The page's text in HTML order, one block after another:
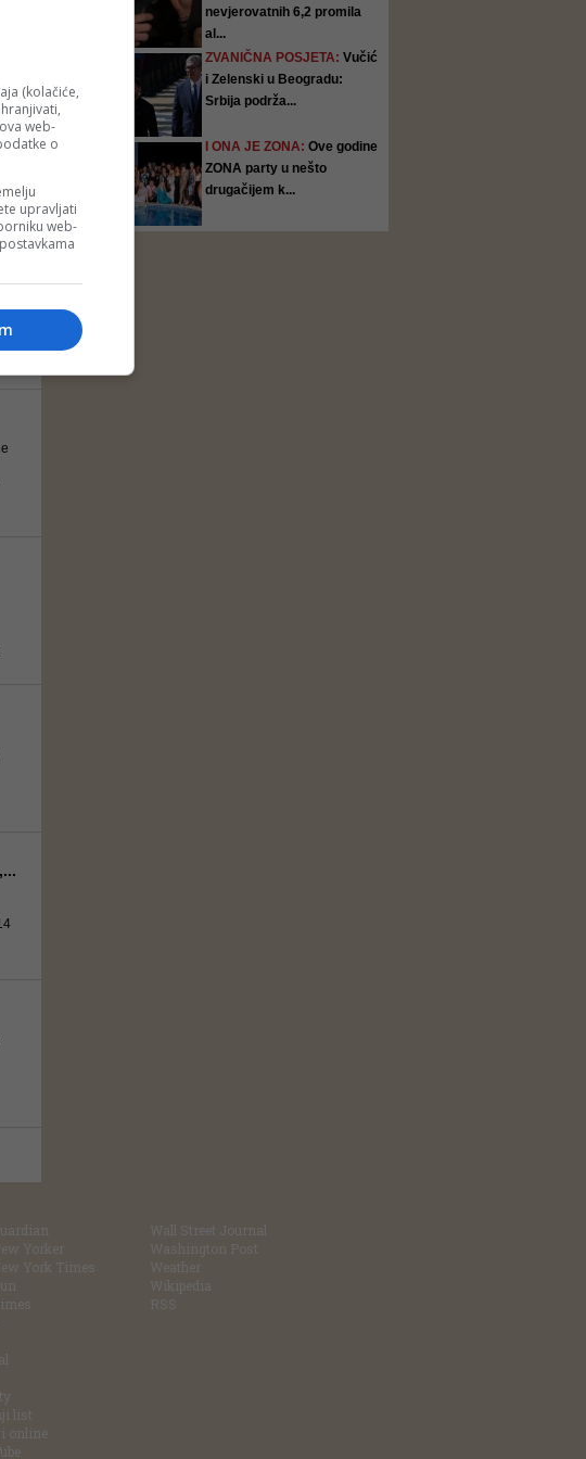
nevjerovatnih 6,2 promila
al...
ZVANIČNA POSJETA: Vučić
i Zelenski u Beogradu:
Srbija podrža...
I ONA JE ZONA: Ove godine
ZONA party u nešto
drugačijem k...
Yorker
York Times
list
online
Wall Street Journal
Washington Post
Weather
Wikipedia
RSS
(kolačiće,
web-
o
upravljati
web-